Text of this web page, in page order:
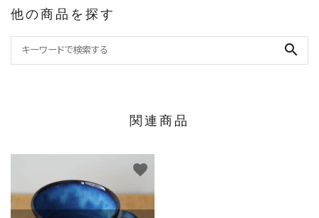
他の商品を探す
search
関連商品
favorite